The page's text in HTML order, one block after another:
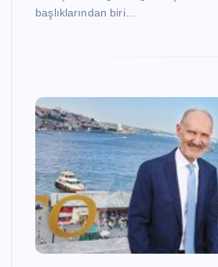
başlıklarından biri…